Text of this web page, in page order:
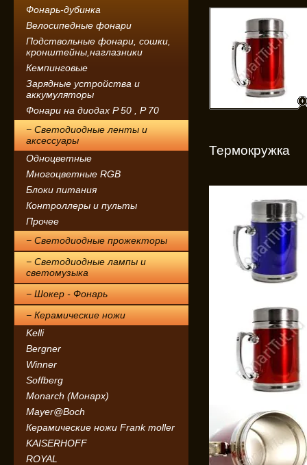
Фонарь-дубинка
Велосипедные фонари
Подствольные фонари, сошки,
кронштейны,наглазники
Кемпинговые
Зарядные устройства и
аккумуляторы
Фонари на диодах P 50 , P 70
− Светодиодные ленты и
аксессуары
Одноцветные
Многоцветные RGB
Блоки питания
Контроллеры и пульты
Прочее
− Светодиодные прожекторы
− Светодиодные лампы и
светомузыка
− Шокер - Фонарь
− Керамические ножи
Kelli
Bergner
Winner
Soffberg
Monarch (Монарх)
Mayer@Boch
Керамические ножи Frank moller
KAISERHOFF
ROYAL
Термокружка